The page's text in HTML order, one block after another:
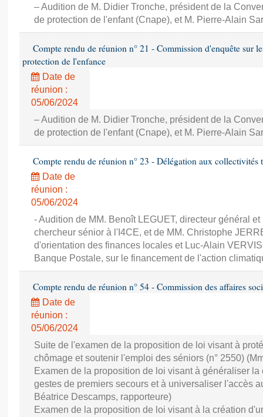
– Audition de M. Didier Tronche, président de la
de protection de l'enfant (Cnape), et M. Pierre-Alain
Compte rendu de réunion n° 21 - Commission d'enquête sur
protection de l'enfance
Date de
réunion :
05/06/2024
– Audition de M. Didier Tronche, président de la
de protection de l'enfant (Cnape), et M. Pierre-Alain
Compte rendu de réunion n° 23 - Délégation aux collectivités
Date de
réunion :
05/06/2024
- Audition de MM. Benoît LEGUET, directeur général
chercheur sénior à l'I4CE, et de MM. Christophe
d'orientation des finances locales et Luc-Alain
Banque Postale, sur le financement de l'action
Compte rendu de réunion n° 54 - Commission des affaires
Date de
réunion :
05/06/2024
Suite de l'examen de la proposition de loi visant à
chômage et soutenir l'emploi des séniors (n° 2550)
Examen de la proposition de loi visant à généraliser
gestes de premiers secours et à universaliser l'accès
Béatrice Descamps, rapporteure)
Examen de la proposition de loi visant à la création